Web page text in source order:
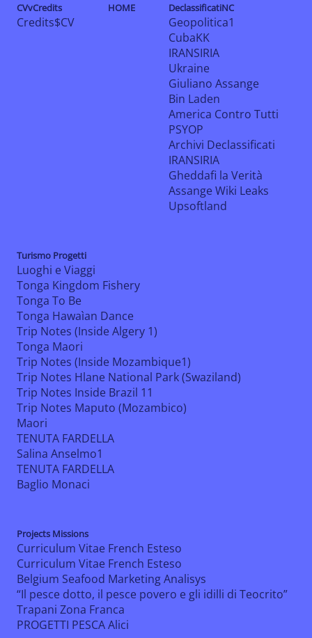
CVvCredits
Credits$CV
HOME DeclassificatiNC
Geopolitica1
CubaKK
IRANSIRIA
Ukraine
Giuliano Assange
Bin Laden
America Contro Tutti
PSYOP
Archivi Declassificati
IRANSIRIA
Gheddafi la Verità
Assange Wiki Leaks
Upsoftland
Turismo Progetti
Luoghi e Viaggi
Tonga Kingdom Fishery
Tonga To Be
Tonga Hawaìan Dance
Trip Notes (Inside Algery 1)
Tonga Maori
Trip Notes (Inside Mozambique1)
Trip Notes Hlane National Park (Swaziland)
Trip Notes Inside Brazil 11
Trip Notes Maputo (Mozambico)
Maori
TENUTA FARDELLA
Salina Anselmo1
TENUTA FARDELLA
Baglio Monaci
Projects Missions
Curriculum Vitae French Esteso
Curriculum Vitae French Esteso
Belgium Seafood Marketing Analisys
“Il pesce dotto, il pesce povero e gli idilli di Teocrito”
Trapani Zona Franca
PROGETTI PESCA Alici